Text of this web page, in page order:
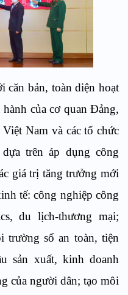
căn bản, toàn diện hoạt
của cơ quan Đảng,
Nam và các tổ chức
trên áp dụng công
giá trị tăng trưởng mới
tế: công nghiệp công
du lịch-thương mại;
trường số an toàn, tiện
sản xuất, kinh doanh
của người dân; tạo môi